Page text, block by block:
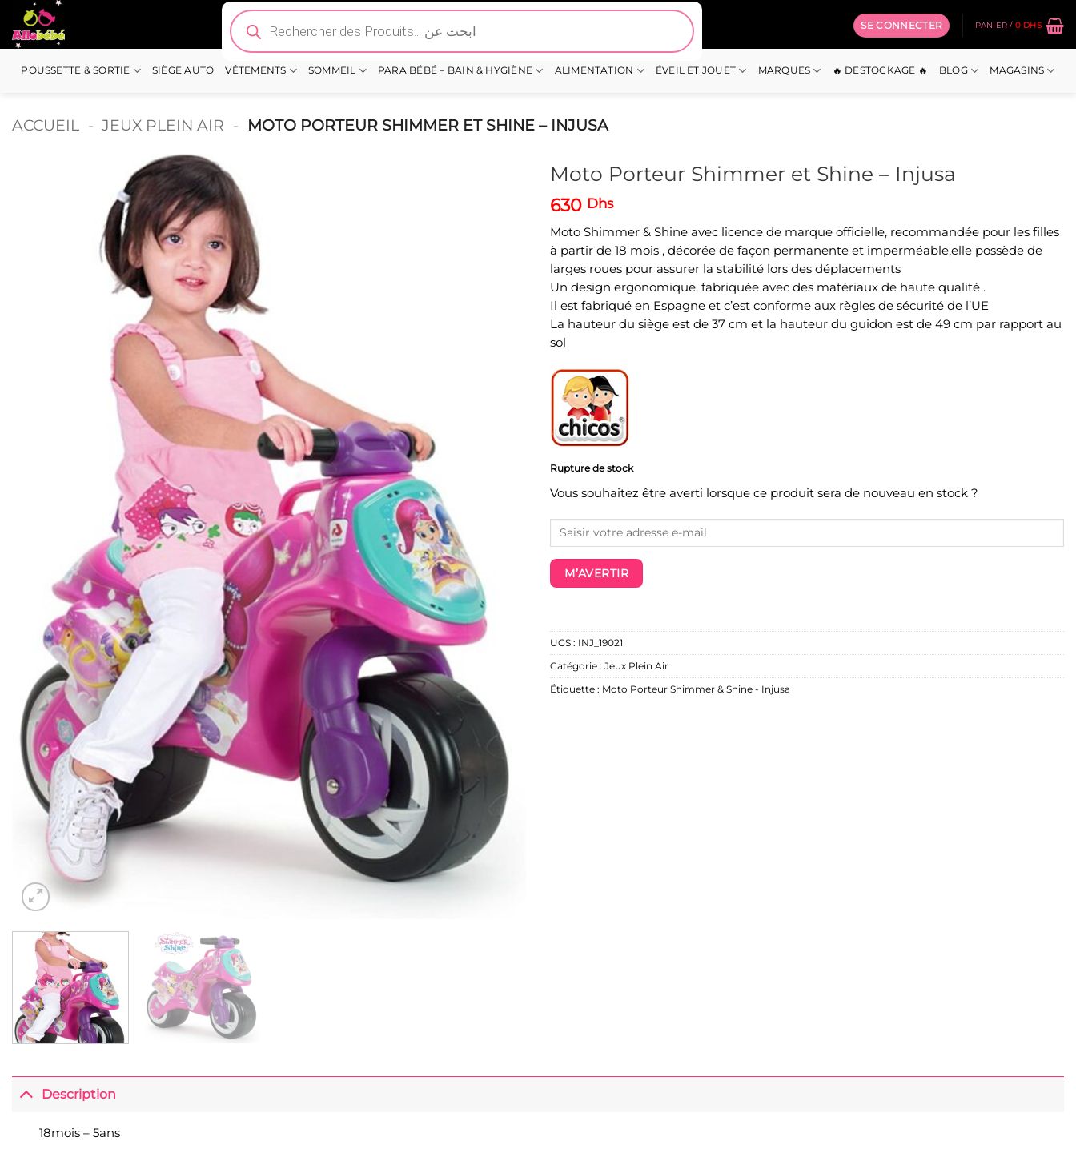
Passer
au
contenu
Recherche
de
produits
SE CONNECTER PANIER / 0 DHS
POUSSETTE & SORTIE SIÈGE AUTO VÊTEMENTS SOMMEIL PARA BÉBÉ – BAIN & HYGIÈNE ALIMENTATION ÉVEIL ET JOUET MARQUES 🔥 DESTOCKAGE 🔥 BLOG MAGASINS
ACCUEIL - JEUX PLEIN AIR - MOTO PORTEUR SHIMMER ET SHINE – INJUSA
Moto Porteur Shimmer et Shine – Injusa
630 Dhs
Moto Shimmer & Shine avec licence de marque officielle, recommandée pour les filles
à partir de 18 mois , décorée de façon permanente et imperméable,elle possède de
larges roues pour assurer la stabilité lors des déplacements
Un design ergonomique, fabriquée avec des matériaux de haute qualité .
Il est fabriqué en Espagne et c’est conforme aux règles de sécurité de l’UE
La hauteur du siège est de 37 cm et la hauteur du guidon est de 49 cm par rapport au
sol
Rupture de stock
Vous souhaitez être averti lorsque ce produit sera de nouveau en stock ?
M’AVERTIR
UGS : INJ_19021
Catégorie : Jeux Plein Air
Étiquette : Moto Porteur Shimmer & Shine - Injusa
Description
18mois – 5ans